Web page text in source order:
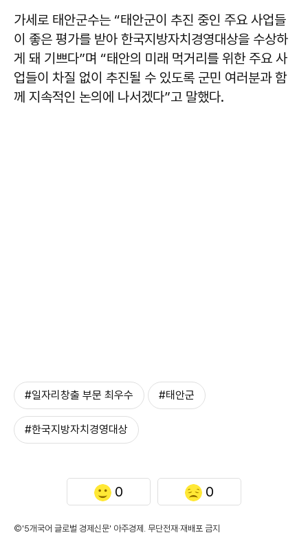
가세로 태안군수는 “태안군이 추진 중인 주요 사업들
이 좋은 평가를 받아 한국지방자치경영대상을 수상하
게 돼 기쁘다”며 “태안의 미래 먹거리를 위한 주요 사
업들이 차질 없이 추진될 수 있도록 군민 여러분과 함
께 지속적인 논의에 나서겠다”고 말했다.
#일자리창출 부문 최우수 #태안군
#한국지방자치경영대상
0 0
©'5개국어 글로벌 경제신문' 아주경제. 무단전재·재배포 금지